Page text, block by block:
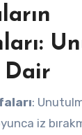
Dair
:
iz